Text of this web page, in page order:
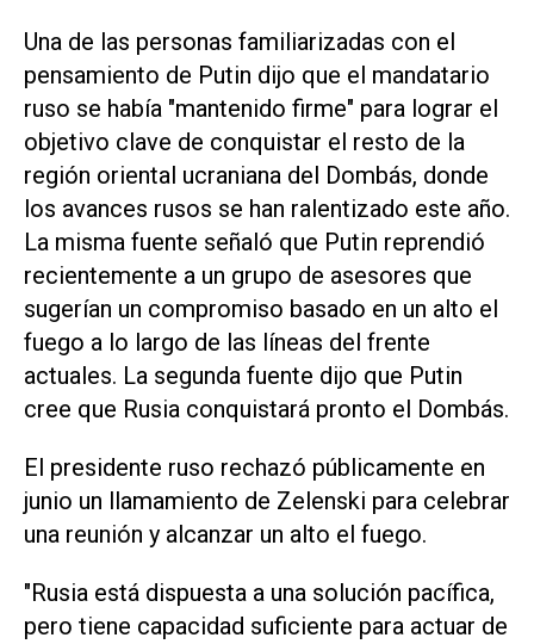
Una de las personas familiarizadas con el
pensamiento de Putin dijo que el mandatario
ruso se había "mantenido firme" para lograr el
‌objetivo clave de conquistar el resto de la
región oriental ucraniana del Dombás, donde
los avances rusos se ⁠han ralentizado este año.
La misma fuente señaló que Putin reprendió
recientemente ⁠a un grupo de asesores que
sugerían un compromiso basado en un alto el
fuego a lo largo de las líneas del frente
actuales. La segunda fuente dijo que Putin
cree que Rusia conquistará pronto el Dombás.
El presidente ruso rechazó públicamente en
junio un llamamiento de ⁠Zelenski para celebrar
una reunión y alcanzar un alto el fuego.
"Rusia está dispuesta a una solución pacífica,
pero tiene capacidad ​suficiente para actuar de